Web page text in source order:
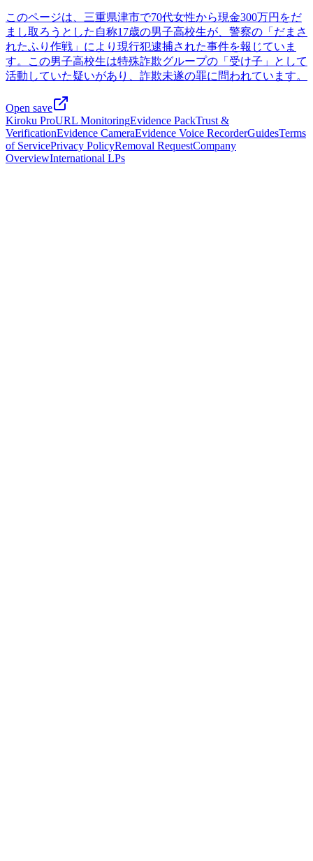
このページは、三重県津市で70代女性から現金300万円をだ
まし取ろうとした自称17歳の男子高校生が、警察の「だまさ
れたふり作戦」により現行犯逮捕された事件を報じていま
す。この男子高校生は特殊詐欺グループの「受け子」として
活動していた疑いがあり、詐欺未遂の罪に問われています。
Open save
Kiroku ProURL MonitoringEvidence PackTrust &
VerificationEvidence CameraEvidence Voice RecorderGuidesTerms
of ServicePrivacy PolicyRemoval RequestCompany
OverviewInternational LPs